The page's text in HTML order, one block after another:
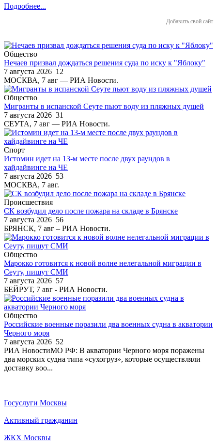
Подробнее...
Добавить свой сайт
Общество
Нечаев призвал дождаться решения суда по иску к "Яблоку"
7 августа 2026 12
МОСКВА, 7 авг — РИА Новости.
Общество
Мигранты в испанской Сеуте пьют воду из пляжных душей
7 августа 2026 31
СЕУТА, 7 авг — РИА Новости.
Спорт
Истомин идет на 13-м месте после двух раундов в
хайдайвинге на ЧЕ
7 августа 2026 53
МОСКВА, 7 авг.
Происшествия
СК возбудил дело после пожара на складе в Брянске
7 августа 2026 56
БРЯНСК, 7 авг – РИА Новости.
Общество
Марокко готовится к новой волне нелегальной миграции в
Сеуту, пишут СМИ
7 августа 2026 57
БЕЙРУТ, 7 авг - РИА Новости.
Общество
Российские военные поразили два военных судна в акватории
Черного моря
7 августа 2026 52
РИА НовостиМО РФ: В акватории Черного моря поражены
два морских судна типа «сухогруз», которые осуществляли
доставку воо...
Госуслуги Москвы
Активный гражданин
ЖКХ Москвы